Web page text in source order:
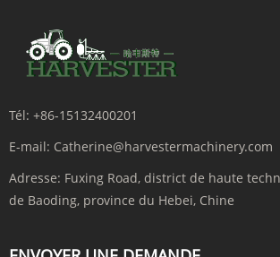
Tél: +86-15132400201
E-mail: Catherine@harvestermachinery.com
Adresse: Fuxing Road, district de haute
de Baoding, province du Hebei, Chine